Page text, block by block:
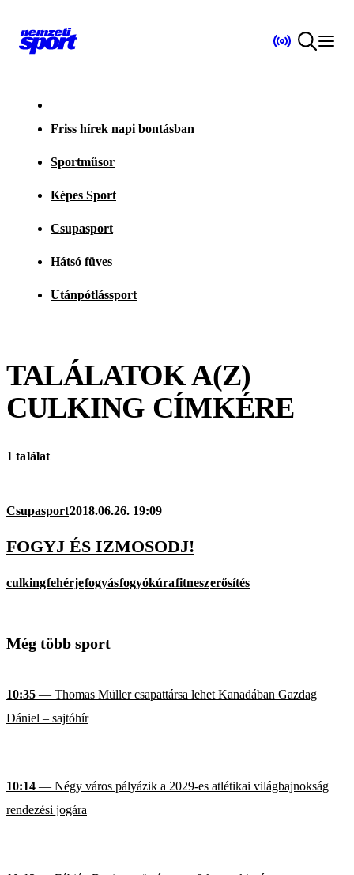
Friss hírek napi bontásban
Sportműsor
Képes Sport
Csupasport
Hátsó füves
Utánpótlássport
TALÁLATOK A(Z)
CULKING CÍMKÉRE
1 találat
Csupasport2018.06.26. 19:09
FOGYJ ÉS IZMOSODJ!
culkingfehérjefogyásfogyókúrafitneszerősítés
Még több sport
10:35 — Thomas Müller csapattársa lehet Kanadában Gazdag
Dániel – sajtóhír
10:14 — Négy város pályázik a 2029-es atlétikai világbajnokság
rendezési jogára